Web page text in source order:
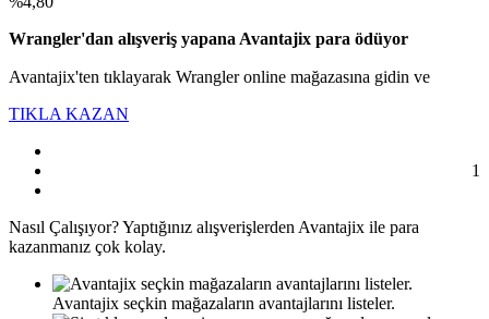
Wrangler'dan alışveriş yapana Avantajix para ödüyor
Avantajix'ten tıklayarak Wrangler online mağazasına gidin ve
TIKLA KAZAN
1
Nasıl Çalışıyor?Yaptığınız alışverişlerden Avantajix ile para
kazanmanız çok kolay.
Avantajix seçkin mağazaların avantajlarını listeler.